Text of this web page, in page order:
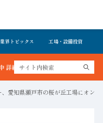
業界トピックス 工場・設備投資
ちら
、愛知県瀬戸市の桜が丘工場にオン